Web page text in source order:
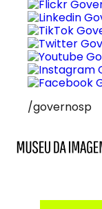
/governosp